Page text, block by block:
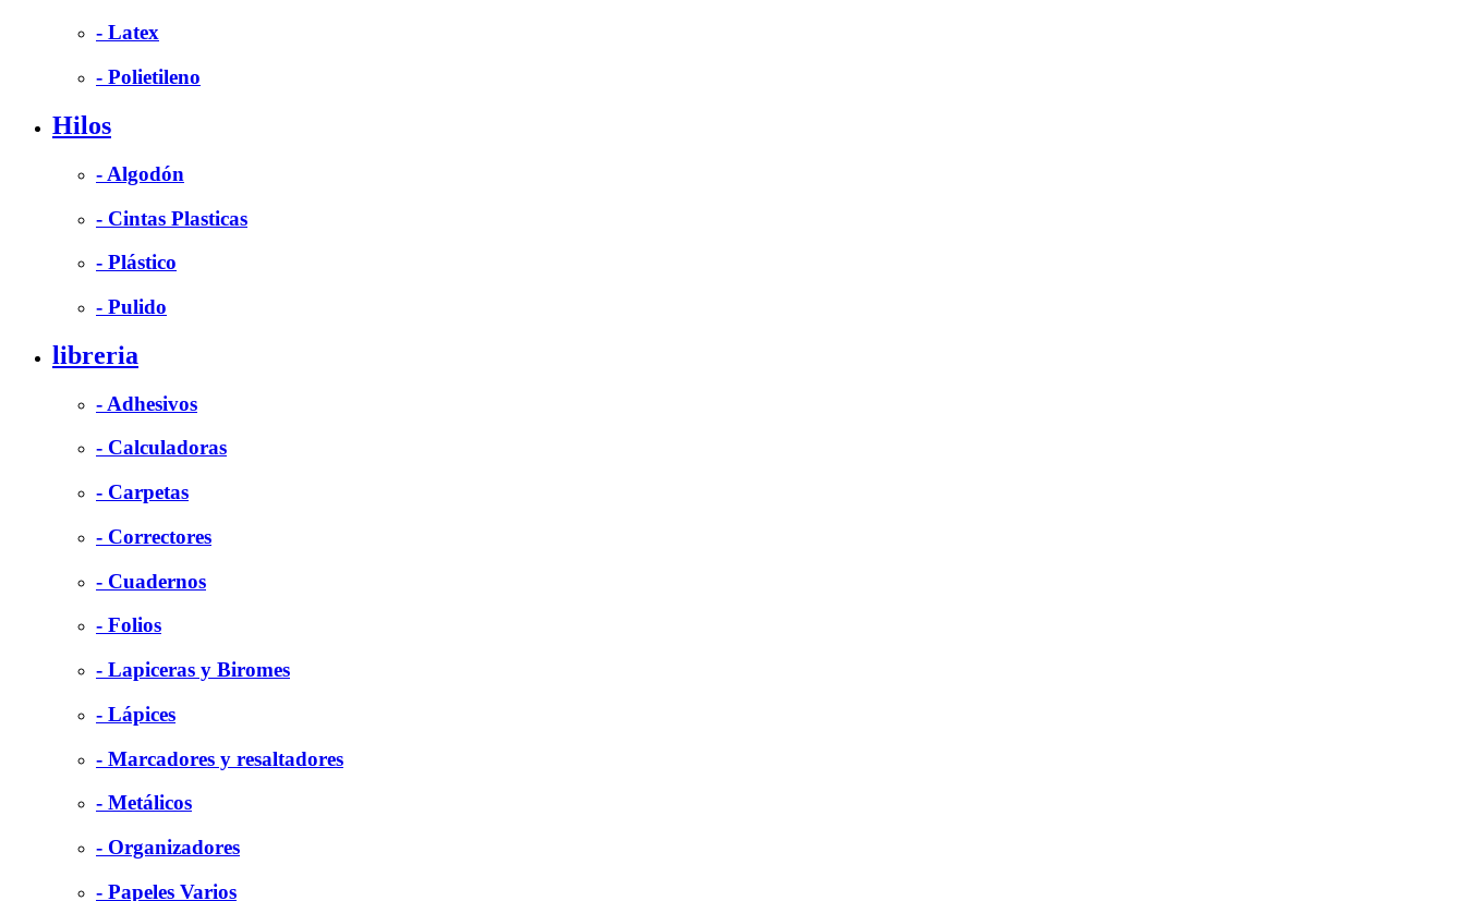
- Latex
- Polietileno
Hilos
- Algodón
- Cintas Plasticas
- Plástico
- Pulido
libreria
- Adhesivos
- Calculadoras
- Carpetas
- Correctores
- Cuadernos
- Folios
- Lapiceras y Biromes
- Lápices
- Marcadores y resaltadores
- Metálicos
- Organizadores
- Papeles Varios